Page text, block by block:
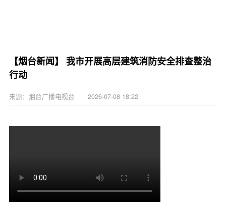
【烟台新闻】 我市开展高层建筑消防安全排查整治
行动
来源：烟台广播电视台 2026-07-08 18:22